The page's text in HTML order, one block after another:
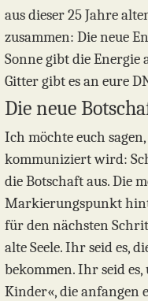
aus dieser 25 Jahre
zusammen: Die neue
Sonne gibt die Energie
Gitter gibt es an eure
Die neue
Ich möchte euch
kommuniziert wird:
die Botschaft aus. Die
Markierungspunkt
für den nächsten
alte Seele. Ihr seid es,
bekommen. Ihr seid
Kinder«, die anfangen